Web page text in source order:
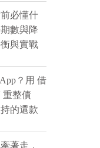
前必懂什
數與降
與實戰
？用 借
重整債
的還款
著走，